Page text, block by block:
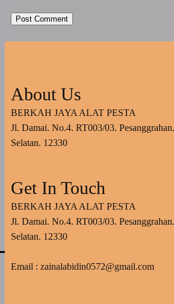
About Us
BERKAH JAYA ALAT PESTA
Jl. Damai. No.4. RT003/03.
Selatan. 12330
Get In Touch
BERKAH JAYA ALAT PESTA
Jl. Damai. No.4. RT003/03.
Selatan. 12330
Email : zainalabidin0572@gmail.com